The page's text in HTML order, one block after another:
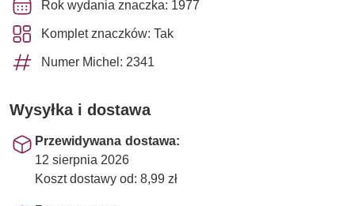
Rok wydania znaczka: 1977
Komplet znaczków: Tak
Numer Michel: 2341
Wysyłka i dostawa
Przewidywana dostawa:
12 sierpnia 2026
Koszt dostawy od: 8,99 zł